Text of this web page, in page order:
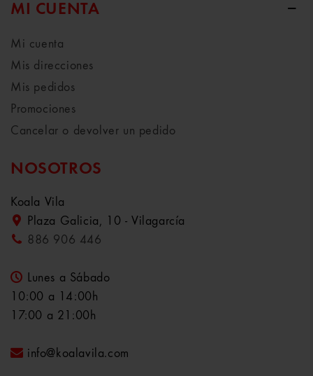
MI CUENTA
Mi cuenta
Mis direcciones
Mis pedidos
Promociones
Cancelar o devolver un pedido
NOSOTROS
Koala Vila
Plaza Galicia, 10 - Vilagarcía
886 906 446
Lunes a Sábado
10:00 a 14:00h
17:00 a 21:00h
info@koalavila.com